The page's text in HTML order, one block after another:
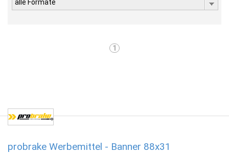
alle Formate
1
probrake Werbemittel - Banner 88x31